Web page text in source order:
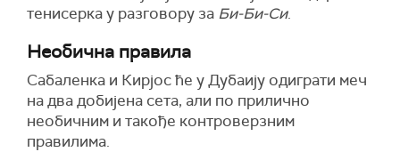
тенисерка у разговору за Би-Би-Си.
Необична правила
Сабаленка и Кирјос ће у Дубаију одиграти меч
на два добијена сета, али по прилично
необичним и такође контроверзним
правилима.